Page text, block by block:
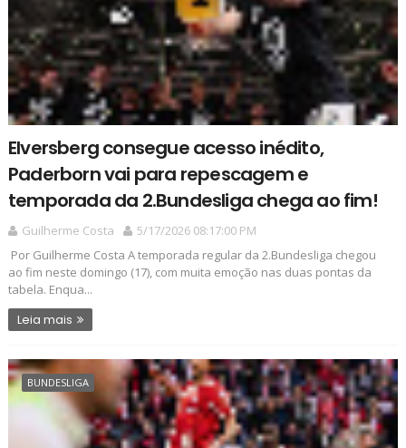
Elversberg consegue acesso inédito,
Paderborn vai para repescagem e
temporada da 2.Bundesliga chega ao fim!
Guilherme Costa
5/17/2026 08:17:00 PM
Por Guilherme Costa A temporada regular da 2.Bundesliga chegou
ao fim neste domingo (17), com muita emoção nas duas pontas da
tabela. Enqua...
Leia mais
BUNDESLIGA